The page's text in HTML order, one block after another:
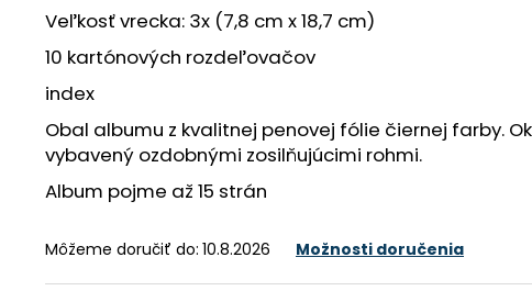
Veľkosť vrecka: 3x (7,8 cm x 18,7 cm)
10 kartónových rozdeľovačov
index
Obal albumu z kvalitnej penovej fólie čiernej farby.
vybavený ozdobnými zosilňujúcimi rohmi.
Album pojme až 15 strán
Môžeme doručiť do: 10.8.2026 Možnosti doručenia